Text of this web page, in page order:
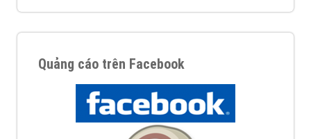
Quảng cáo trên Facebook